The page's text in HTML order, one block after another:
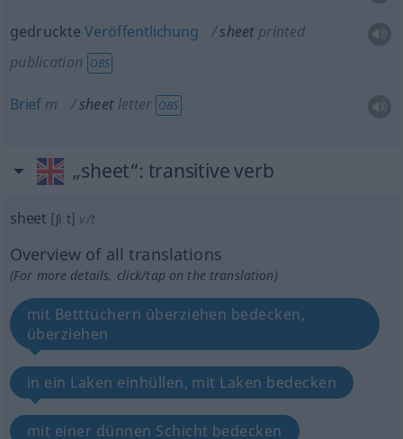
gedruckteVeröffentlichung sheet printed
publication OBS
Brief m sheet letter OBS
„sheet“: transitive verb
sheet [ʃiːt] v/t
Overview of all translations
(For more details, click/tap on the translation)
mit Betttüchern überziehen bedecken,
überziehen
in ein Laken einhüllen, mit Laken bedecken
mit einer dünnen Schicht bedecken